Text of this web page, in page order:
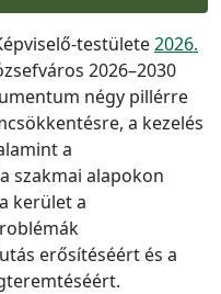
testülete2026.
2026–2030
négy pillérre
a kezelés
a
szakmai alapokon
kerület a
erősítéséért és a